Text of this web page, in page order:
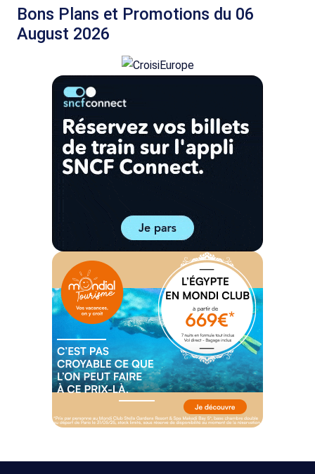
Bons Plans et Promotions du 06
August 2026